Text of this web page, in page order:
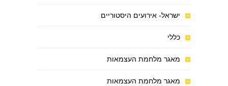
ישראל- אירועים היסטוריים
כללי
מאגר מלחמת העצמאות
מאגר מלחמת העצמאות